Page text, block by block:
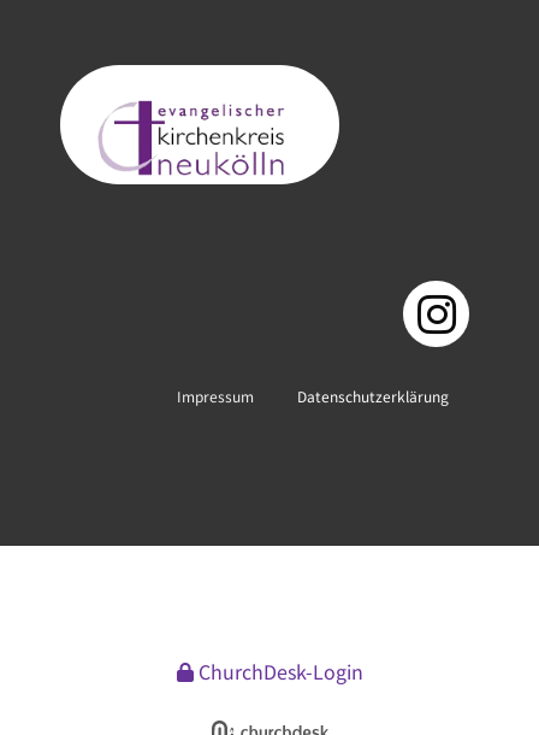
Impressum Datenschutzerklärung
ChurchDesk-Login